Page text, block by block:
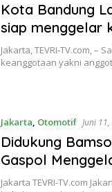
Kota Bandung
siap menggelar
Jakarta, TEVRI-TV.com, –
keanggotaan yakni
Jakarta, Otomotif Juni
Didukung
Gaspol
Jakarta TEVRI-TV.com